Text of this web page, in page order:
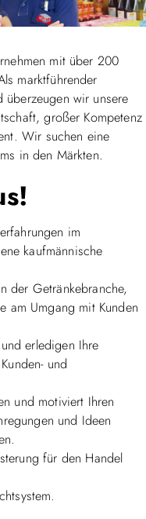
mit über 200
marktführender
wir unsere
großer Kompetenz
Wir suchen eine
in den Märkten.
im
kaufmännische
der Getränkebranche,
am Umgang mit Kunden
erledigen Ihre
und
und motiviert Ihren
und Ideen
für den Handel